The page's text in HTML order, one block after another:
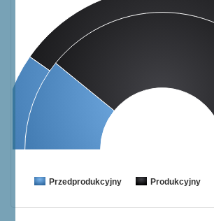
Przedprodukcyjny Produkcyjny